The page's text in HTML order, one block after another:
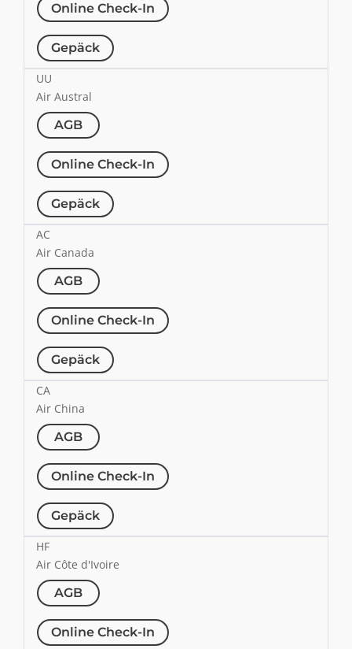
Online Check-In
Gepäck
UU
Air Austral
AGB
Online Check-In
Gepäck
AC
Air Canada
AGB
Online Check-In
Gepäck
CA
Air China
AGB
Online Check-In
Gepäck
HF
Air Côte d'Ivoire
AGB
Online Check-In